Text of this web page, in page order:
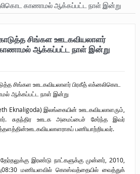
தீபன்
படிந்த வரலாற்றுச் சுவடு
சாட்சியம்
நூல் மற்றும் ‘ஜவான் – திடம் குன்றா
காணாமல் ஆக்கப்பட்ட நாள் இன்று
சிங்கள ஊடகவியலாளர்
ஆக்கப்பட்ட நாள் இன்று
Eknaligoda)இலங்கையின் ஊடகவியலாளரும்
. சுதந்திர ஊடக அமைப்பைச் சேர்ந்த
இவர்
ஊடகவியலாளராகப்பணியாற்றியவர்.
தேர்தலுக்கு இரண்டு நாட்களுக்கு முன்னர் , 2010,
08:30 மணியளவில் கொஸ்வத்தையில் வைத்துக்